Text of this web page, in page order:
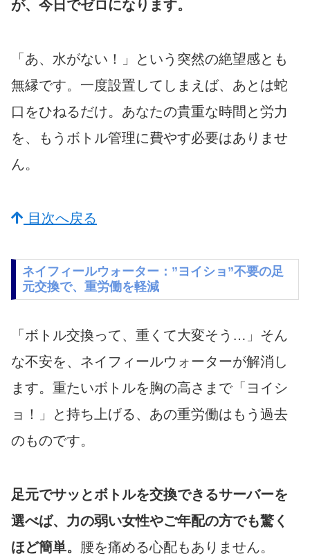
が、今日でゼロになります。
「あ、水がない！」という突然の絶望感とも
無縁です。一度設置してしまえば、あとは蛇
口をひねるだけ。あなたの貴重な時間と労力
を、もうボトル管理に費やす必要はありませ
ん。
目次へ戻る
ネイフィールウォーター：”ヨイショ”不要の足
元交換で、重労働を軽減
「ボトル交換って、重くて大変そう…」そん
な不安を、ネイフィールウォーターが解消し
ます。重たいボトルを胸の高さまで「ヨイシ
ョ！」と持ち上げる、あの重労働はもう過去
のものです。
足元でサッとボトルを交換できるサーバーを
選べば、力の弱い女性やご年配の方でも驚く
ほど簡単。 腰を痛める心配もありません。